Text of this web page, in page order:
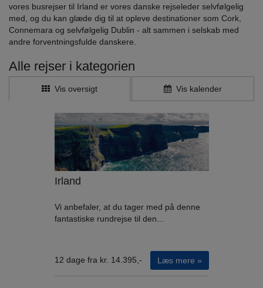
vores busrejser til Irland er vores danske rejseleder selvfølgelig
med, og du kan glæde dig til at opleve destinationer som Cork,
Connemara og selvfølgelig Dublin - alt sammen i selskab med
andre forventningsfulde danskere.
Alle rejser i kategorien
Vis oversigt Vis kalender
Irland
Vi anbefaler, at du tager med på denne
fantastiske rundrejse til den...
12 dage fra kr. 14.395,- Læs mere »